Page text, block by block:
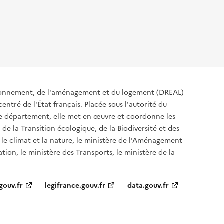
de l'aménagement et du logement (DREAL)
de l'État français. Placée sous l'autorité du
département, elle met en œuvre et coordonne les
la Transition écologique, de la Biodiversité et des
climat et la nature, le ministère de l’Aménagement
le ministère des Transports, le ministère de la
legifrance.gouv.fr data.gouv.fr